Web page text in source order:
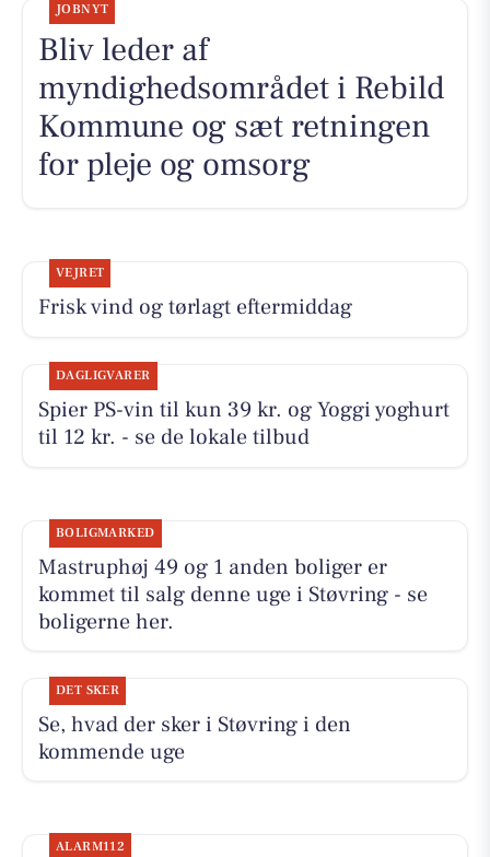
JOBNYT
Bliv leder af
myndighedsområdet i Rebild
Kommune og sæt retningen
for pleje og omsorg
VEJRET
Frisk vind og tørlagt eftermiddag
DAGLIGVARER
Spier PS-vin til kun 39 kr. og Yoggi yoghurt
til 12 kr. - se de lokale tilbud
BOLIGMARKED
Mastruphøj 49 og 1 anden boliger er
kommet til salg denne uge i Støvring - se
boligerne her.
DET SKER
Se, hvad der sker i Støvring i den
kommende uge
ALARM112